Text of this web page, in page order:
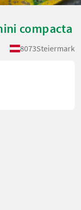
compacta
8073Steiermark